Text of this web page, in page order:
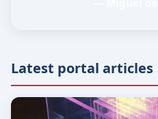
Latest portal articles